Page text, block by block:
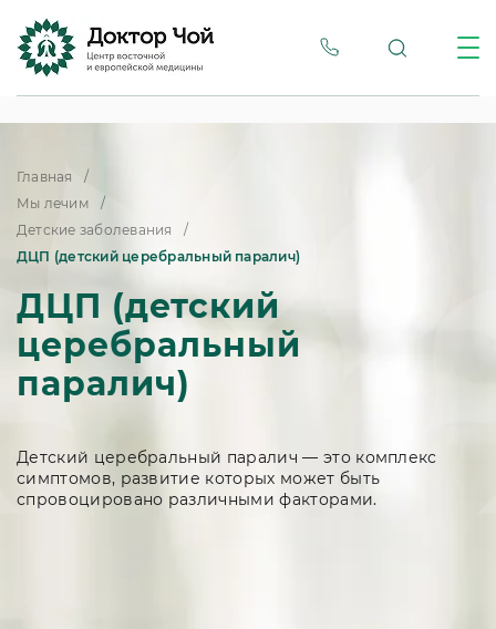
Главная
Мы лечим
Детские заболевания
ДЦП (детский церебральный паралич)
ДЦП (детский
церебральный
паралич)
Детский церебральный паралич — это комплекс
симптомов, развитие которых может быть
спровоцировано различными факторами.